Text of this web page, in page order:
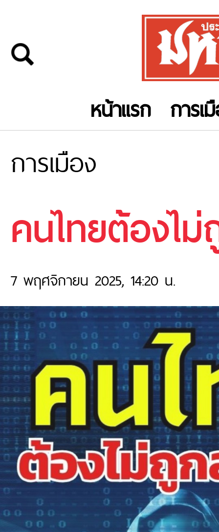
หน้าแรก การเ
การเมือง
คนไทยต้องไ
7 พฤศจิกายน 2025, 14:20 น.